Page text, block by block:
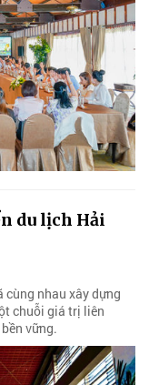
du lịch Hải
cùng nhau xây dựng
chuỗi giá trị liên
vững.